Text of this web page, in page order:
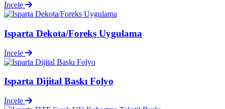
İncele
Isparta Dekota/Foreks Uygulama
İncele
Isparta Dijital Baskı Folyo
İncele